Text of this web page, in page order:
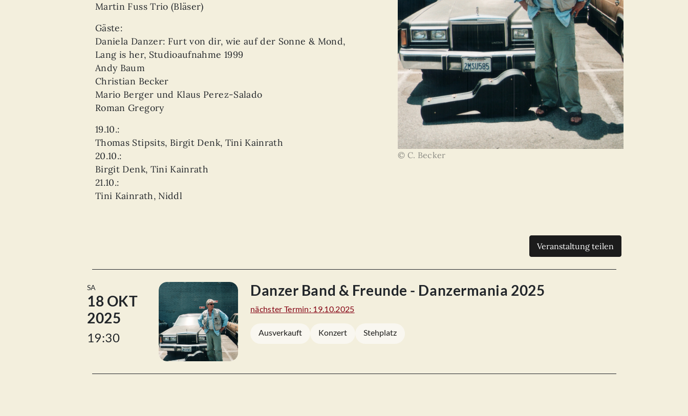
Martin Fuss Trio (Bläser)
Gäste:
Daniela Danzer: Furt von dir, wie auf der Sonne & Mond,
Lang is her, Studioaufnahme 1999
Andy Baum
Christian Becker
Mario Berger und Klaus Perez-Salado
Roman Gregory
19.10.:
Thomas Stipsits, Birgit Denk, Tini Kainrath
20.10.:
Birgit Denk, Tini Kainrath
21.10.:
Tini Kainrath, Niddl
© C. Becker
Veranstaltung teilen
SA
18 OKT
2025
19:30
Danzer Band & Freunde - Danzermania 2025
nächster Termin: 19.10.2025
Ausverkauft Konzert Stehplatz